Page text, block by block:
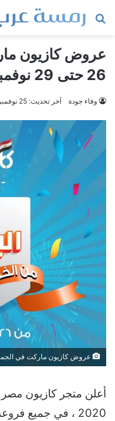
بحث
عروض كازيون
26 حتى 29 نوفمبر 2020
وفاء جودة آخر تحديث: 25 نوفمبر، 2020
عروض كازيون ماركت في
أعلن متجر كازيون
2020 ، في جميع